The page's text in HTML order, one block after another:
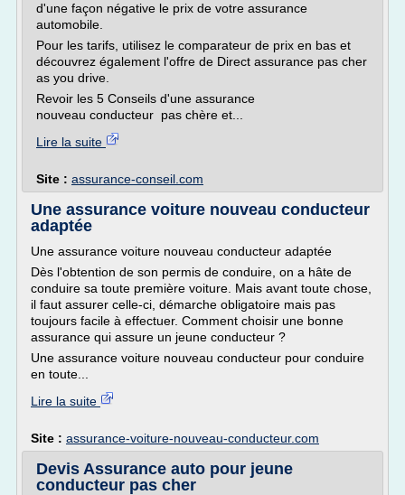
d'une façon négative le prix de votre assurance
automobile.
Pour les tarifs, utilisez le comparateur de prix en bas et
découvrez également l'offre de Direct assurance pas cher
as you drive.
Revoir les 5 Conseils d'une assurance
nouveau conducteur pas chère et...
Lire la suite
Site : assurance-conseil.com
Une assurance voiture nouveau conducteur
adaptée
Une assurance voiture nouveau conducteur adaptée
Dès l'obtention de son permis de conduire, on a hâte de
conduire sa toute première voiture. Mais avant toute chose,
il faut assurer celle-ci, démarche obligatoire mais pas
toujours facile à effectuer. Comment choisir une bonne
assurance qui assure un jeune conducteur ?
Une assurance voiture nouveau conducteur pour conduire
en toute...
Lire la suite
Site : assurance-voiture-nouveau-conducteur.com
Devis Assurance auto pour jeune
conducteur pas cher